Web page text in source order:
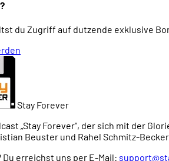
Monster
gibt's inzwischen auch noch
du Zugriff auf dutzende exklusive
Stay Forever
„Stay Forever", der sich mit der
Beuster und Rahel Schmitz-
erreichst uns per E-Mail: